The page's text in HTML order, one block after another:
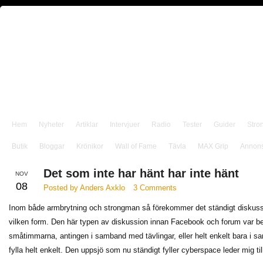
Hem Nyheter Artiklar Intervjuer Radio Tester Guider
Butik Bloggar Krönikor Wall of Fame Tävla MAX Grip
NOV
08
Det som inte har hänt har inte hänt
Posted by Anders Axklo 3 Comments
Inom både armbrytning och strongman så förekommer det ständigt
vilken form. Den här typen av diskussion innan Facebook och forum var
småtimmarna, antingen i samband med tävlingar, eller helt enkelt bara i
fylla helt enkelt. Den uppsjö som nu ständigt fyller cyberspace leder mig